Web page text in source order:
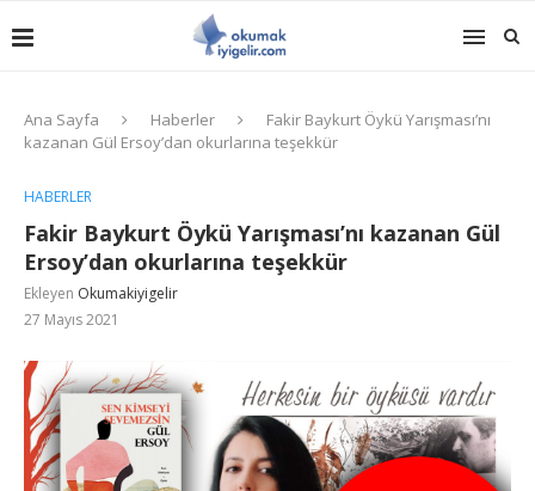
Ana Sayfa Haberler
Fakir Baykurt Öykü Yarışması’nı
kazanan Gül Ersoy’dan okurlarına teşekkür
HABERLER
Fakir Baykurt Öykü Yarışması’nı kazanan Gül
Ersoy’dan okurlarına teşekkür
Ekleyen Okumakiyigelir
27 Mayıs 2021